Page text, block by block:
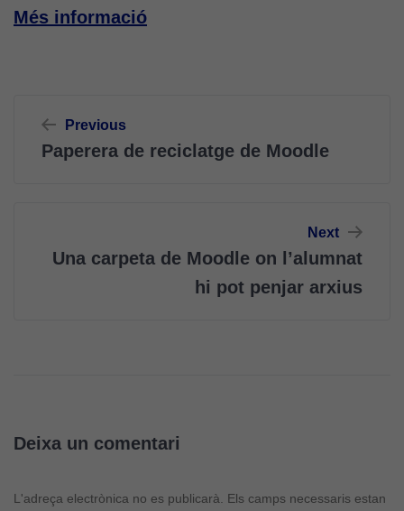
Més informació
d'entrades
Previous
Paperera de reciclatge de Moodle
Next
Una carpeta de Moodle on l’alumnat
hi pot penjar arxius
Deixa un comentari
L'adreça electrònica no es publicarà.
Els camps necessaris estan